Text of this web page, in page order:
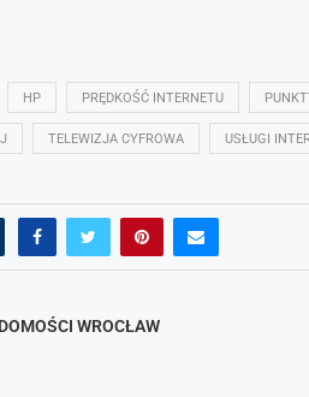
HP PRĘDKOŚĆ INTERNETU
TELEWIZJA CYFROWA USŁUGI
WROCŁAW